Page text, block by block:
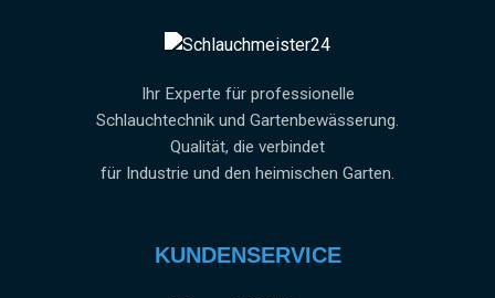
Ihr Experte für professionelle
Schlauchtechnik und Gartenbewässerung.
Qualität, die verbindet
für Industrie und den heimischen Garten.
KUNDENSERVICE